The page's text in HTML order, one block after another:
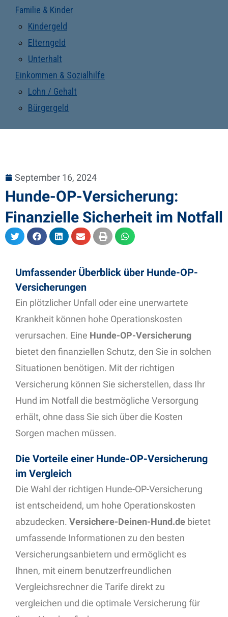
Familie & Kinder
Kindergeld
Elterngeld
Unterhalt
Einkommen & Sozialhilfe
Lohn / Gehalt
Bürgergeld
September 16, 2024
Hunde-OP-Versicherung:
Finanzielle Sicherheit im Notfall
Umfassender Überblick über Hunde-OP-
Versicherungen
Ein plötzlicher Unfall oder eine unerwartete
Krankheit können hohe Operationskosten
verursachen. Eine Hunde-OP-Versicherung
bietet den finanziellen Schutz, den Sie in solchen
Situationen benötigen. Mit der richtigen
Versicherung können Sie sicherstellen, dass Ihr
Hund im Notfall die bestmögliche Versorgung
erhält, ohne dass Sie sich über die Kosten
Sorgen machen müssen.
Die Vorteile einer Hunde-OP-Versicherung
im Vergleich
Die Wahl der richtigen Hunde-OP-Versicherung
ist entscheidend, um hohe Operationskosten
abzudecken. Versichere-Deinen-Hund.de bietet
umfassende Informationen zu den besten
Versicherungsanbietern und ermöglicht es
Ihnen, mit einem benutzerfreundlichen
Vergleichsrechner die Tarife direkt zu
vergleichen und die optimale Versicherung für